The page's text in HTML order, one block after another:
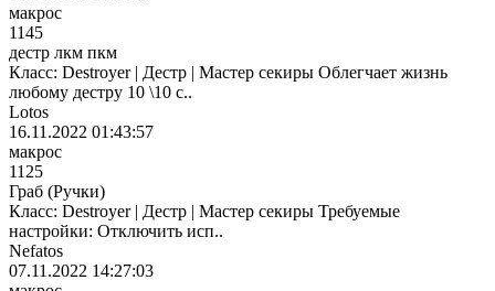
макрос
1145
дестр лкм пкм
Класс: Destroyer | Дестр | Мастер секиры Облегчает жизнь
любому дестру 10 \10 с..
Lotos
16.11.2022 01:43:57
макрос
1125
Граб (Ручки)
Класс: Destroyer | Дестр | Мастер секиры Требуемые
настройки: Отключить исп..
Nefatos
07.11.2022 14:27:03